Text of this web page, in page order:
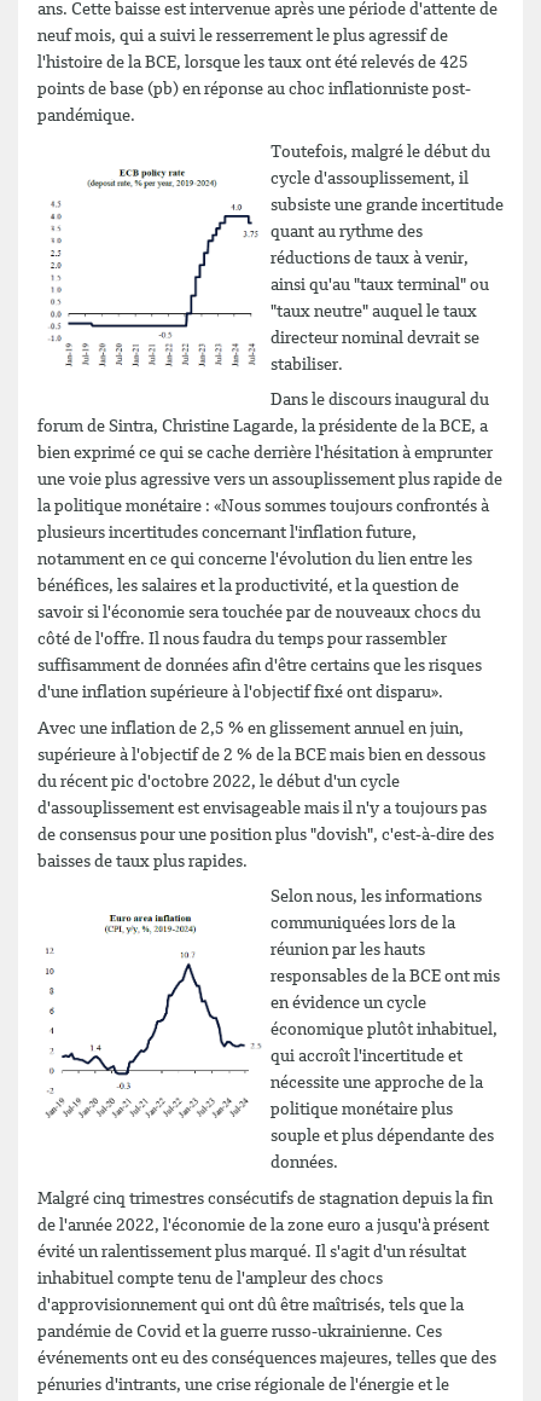
ans. Cette baisse est intervenue après une période d'attente de
neuf mois, qui a suivi le resserrement le plus agressif de
l'histoire de la BCE, lorsque les taux ont été relevés de 425
points de base (pb) en réponse au choc inflationniste post-
pandémique.
Toutefois, malgré le début du
cycle d'assouplissement, il
subsiste une grande incertitude
quant au rythme des
réductions de taux à venir,
ainsi qu'au "taux terminal" ou
"taux neutre" auquel le taux
directeur nominal devrait se
stabiliser.
Dans le discours inaugural du
forum de Sintra, Christine Lagarde, la présidente de la BCE, a
bien exprimé ce qui se cache derrière l'hésitation à emprunter
une voie plus agressive vers un assouplissement plus rapide de
la politique monétaire : «Nous sommes toujours confrontés à
plusieurs incertitudes concernant l'inflation future,
notamment en ce qui concerne l'évolution du lien entre les
bénéfices, les salaires et la productivité, et la question de
savoir si l'économie sera touchée par de nouveaux chocs du
côté de l'offre. Il nous faudra du temps pour rassembler
suffisamment de données afin d'être certains que les risques
d'une inflation supérieure à l'objectif fixé ont disparu».
Avec une inflation de 2,5 % en glissement annuel en juin,
supérieure à l'objectif de 2 % de la BCE mais bien en dessous
du récent pic d'octobre 2022, le début d'un cycle
d'assouplissement est envisageable mais il n'y a toujours pas
de consensus pour une position plus "dovish", c'est-à-dire des
baisses de taux plus rapides.
Selon nous, les informations
communiquées lors de la
réunion par les hauts
responsables de la BCE ont mis
en évidence un cycle
économique plutôt inhabituel,
qui accroît l'incertitude et
nécessite une approche de la
politique monétaire plus
souple et plus dépendante des
données.
Malgré cinq trimestres consécutifs de stagnation depuis la fin
de l'année 2022, l'économie de la zone euro a jusqu'à présent
évité un ralentissement plus marqué. Il s'agit d'un résultat
inhabituel compte tenu de l'ampleur des chocs
d'approvisionnement qui ont dû être maîtrisés, tels que la
pandémie de Covid et la guerre russo-ukrainienne. Ces
événements ont eu des conséquences majeures, telles que des
pénuries d'intrants, une crise régionale de l'énergie et le